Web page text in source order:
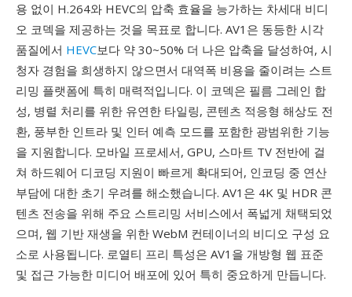
용 없이 H.264와 HEVC의 압축 효율을 능가하는 차세대 비디
오 코덱을 제공하는 것을 목표로 합니다. AV1은 동등한 시각
품질에서 HEVC보다 약 30~50% 더 나은 압축을 달성하여, 시
청자 경험을 희생하지 않으면서 대역폭 비용을 줄이려는 스트
리밍 플랫폼에 특히 매력적입니다. 이 코덱은 필름 그레인 합
성, 병렬 처리를 위한 유연한 타일링, 콘텐츠 적응형 해상도 전
환, 풍부한 인트라 및 인터 예측 모드를 포함한 광범위한 기능
을 지원합니다. 모바일 프로세서, GPU, 스마트 TV 전반에 걸
쳐 하드웨어 디코딩 지원이 빠르게 확대되어, 인코딩 중 연산
부담에 대한 초기 우려를 해소했습니다. AV1은 4K 및 HDR 콘
텐츠 전송을 위해 주요 스트리밍 서비스에서 폭넓게 채택되었
으며, 웹 기반 재생을 위한 WebM 컨테이너의 비디오 구성 요
소로 사용됩니다. 로열티 프리 특성은 AV1을 개방형 웹 표준
및 접근 가능한 미디어 배포에 있어 특히 중요하게 만듭니다.